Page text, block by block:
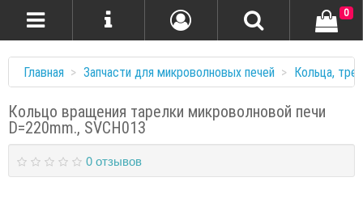
0
Главная Запчасти для микроволновых печей Кольца,
Кольцо вращения тарелки микроволновой печи
D=220mm., SVCH013
0 отзывов